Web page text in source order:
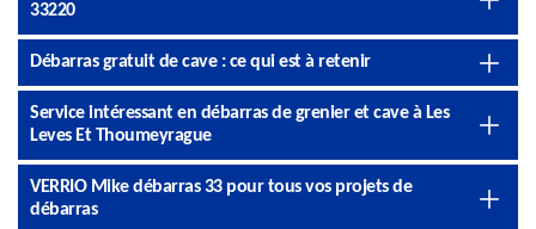
33220
Débarras gratuit de cave : ce qui est à retenir
Service intéressant en débarras de grenier et cave à Les
Leves Et Thoumeyrague
VERRIO Mike débarras 33 pour tous vos projets de
débarras